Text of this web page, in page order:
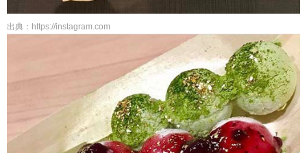
出典：https://instagram.com